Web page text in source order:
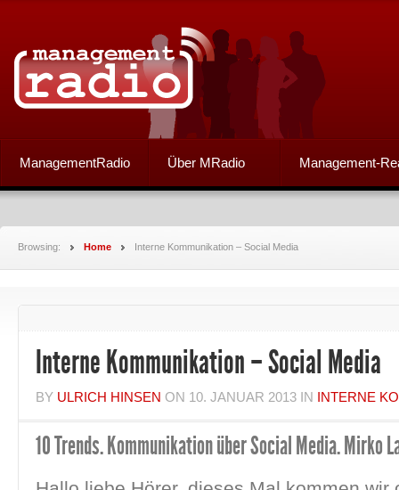
ManagementRadio Über MRadio Management-
Browsing: Home Interne Kommunikation – Social Media
Interne Kommunikation – Social Media
BY ULRICH HINSEN ON 10. JANUAR 2013 IN INTERNE
10 Trends. Kommunikation über Social Media. Mirko